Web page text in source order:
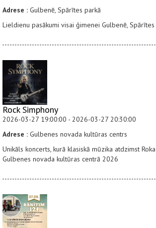
Adrese : Gulbenē, Spārītes parkā
Lieldienu pasākumi visai ģimenei Gulbenē,
Rock Simphony
2026-03-27 19:00:00 - 2026-03-27 20:30:00
Adrese : Gulbenes novada kultūras centrs
Unikāls koncerts, kurā klasiskā mūzika atdzimst
Gulbenes novada kultūras centrā 2026